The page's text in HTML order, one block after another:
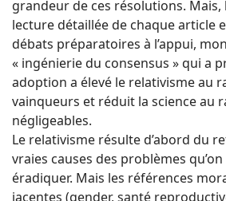
grandeur de ces résolutions. Mais,
lecture détaillée de chaque article
débats préparatoires à l’appui,
« ingénierie du consensus » qui a
adoption a élevé le relativisme au
vainqueurs et réduit la science au
négligeables.
Le relativisme résulte d’abord du
vraies causes des problèmes
éradiquer. Mais les références
jacentes (gender, santé